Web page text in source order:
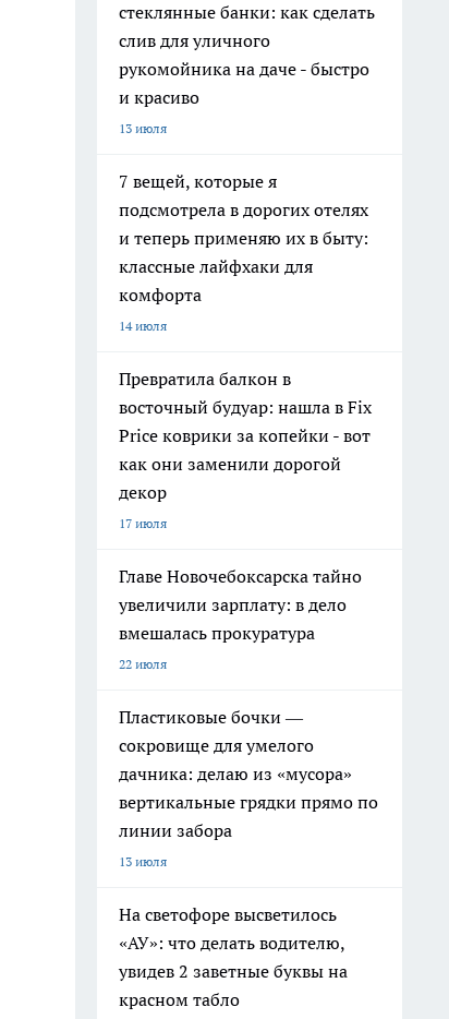
стеклянные банки: как сделать
слив для уличного
рукомойника на даче - быстро
и красиво
13 июля
7 вещей, которые я
подсмотрела в дорогих отелях
и теперь применяю их в быту:
классные лайфхаки для
комфорта
14 июля
Превратила балкон в
восточный будуар: нашла в Fix
Price коврики за копейки - вот
как они заменили дорогой
декор
17 июля
Главе Новочебоксарска тайно
увеличили зарплату: в дело
вмешалась прокуратура
22 июля
Пластиковые бочки —
сокровище для умелого
дачника: делаю из «мусора»
вертикальные грядки прямо по
линии забора
13 июля
На светофоре высветилось
«АУ»: что делать водителю,
увидев 2 заветные буквы на
красном табло